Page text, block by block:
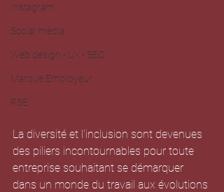
Instagram
Social media
Web design - UX - SEO
Marque Employeur
RSE
La diversité et l'inclusion sont devenues
des piliers incontournables pour toute
entreprise souhaitant se démarquer
dans un monde du travail aux évolutions